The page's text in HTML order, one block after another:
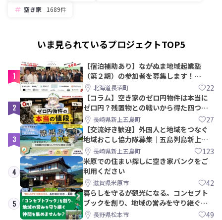
空き家
1689件
いま見られているプロジェクトTOP5
1
【宿泊補助あり】ながぬま地域起業塾
（第２期）の参加者を募集します！
【8/21〆】
北海道長沼町 22
2
【コラム】空き家のゼロ円物件は本当に
ゼロ円？残置物との戦いから得た四つの
教訓｜新上五島町
長崎県新上五島町 27
3
【交流好き歓迎】外国人と地域をつなぐ
地域おこし協力隊募集｜五島列島新上五
島町長崎県新上五島町 123
4
米原での住まい探しに空き家バンクをご
利用ください
滋賀県米原市 42
5
暮らしを守るが観光になる。コンセプト
ブックを創り、地域の営みを守り継ぐ仲
間を集めませんか？
長野県松本市 49